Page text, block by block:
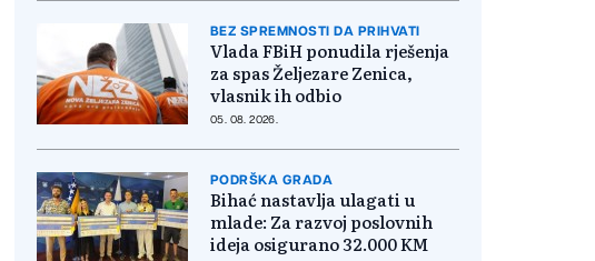
BEZ SPREMNOSTI DA PRIHVATI
Vlada FBiH ponudila rješenja
za spas Željezare Zenica,
vlasnik ih odbio
05. 08. 2026.
PODRŠKA GRADA
Bihać nastavlja ulagati u
mlade: Za razvoj poslovnih
ideja osigurano 32.000 KM